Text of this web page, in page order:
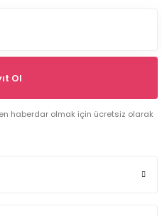
Ol
haberdar olmak için ücretsiz olarak